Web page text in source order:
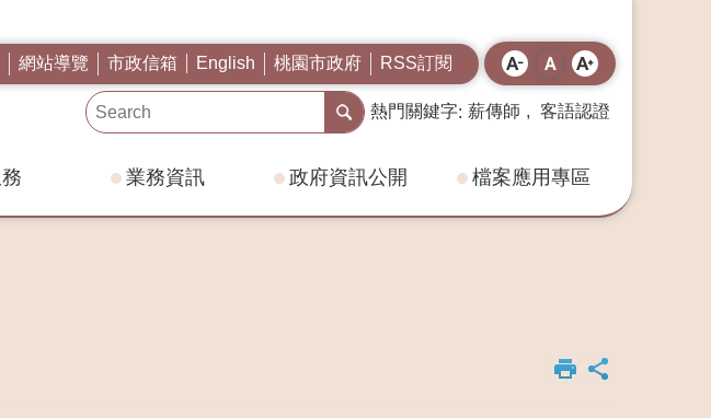
網站導覽 市政信箱 English 桃園市政府 RSS訂閱
熱門關鍵字 薪傳師 客語認證
業務資訊 政府資訊公開 檔案應用專區